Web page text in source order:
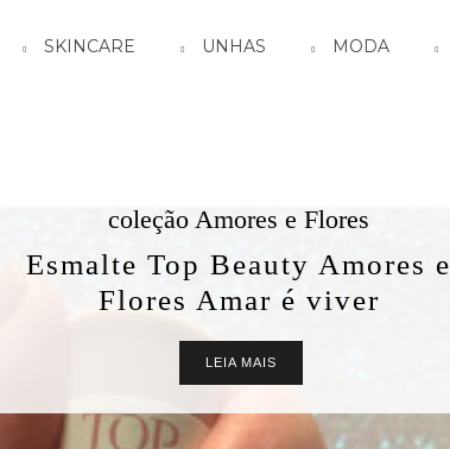
SKINCARE UNHAS MODA
coleção Amores e Flores
Esmalte Top Beauty Amores e
Flores Amar é viver
LEIA MAIS